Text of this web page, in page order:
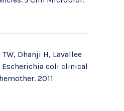
Dhanji H, Lavallee
Escherichia coli clinical
2011